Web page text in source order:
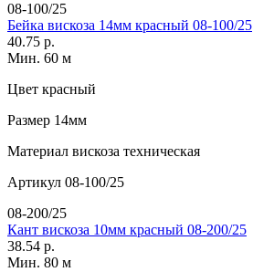
08-100/25
Бейка вискоза 14мм красный 08-100/25
40.75 р.
Мин. 60 м
Цвет красный
Размер 14мм
Материал вискоза техническая
Артикул 08-100/25
08-200/25
Кант вискоза 10мм красный 08-200/25
38.54 р.
Мин. 80 м